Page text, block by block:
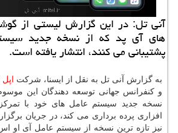
آنی تل: در این گزارش لیستی از
پشتیبانی می كنند، انتشار یافته است.
به گزارش آنی تل به نقل از ایسنا، شرکت اپل
نسخه جدید سیستم عامل های خود با
افزاری پرده برداری می کند، در جریان